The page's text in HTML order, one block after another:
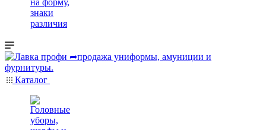
на форму,
знаки
различия
Каталог